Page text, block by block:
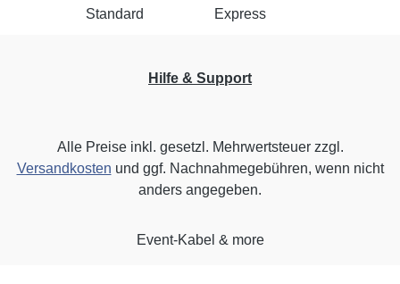
Hilfe & Support
Alle Preise inkl. gesetzl. Mehrwertsteuer zzgl.
Versandkosten und ggf. Nachnahmegebühren, wenn nicht
anders angegeben.
Event-Kabel & more